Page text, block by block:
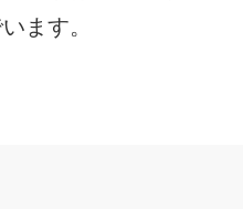
ます。